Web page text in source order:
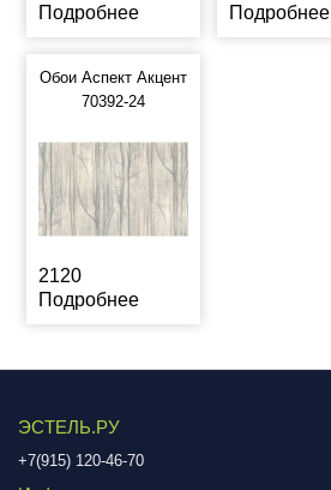
Подробнее
Подробнее
Обои Аспект Акцент
70392-24
2120
Подробнее
ЭСТЕЛЬ.РУ
+7(915) 120-46-70